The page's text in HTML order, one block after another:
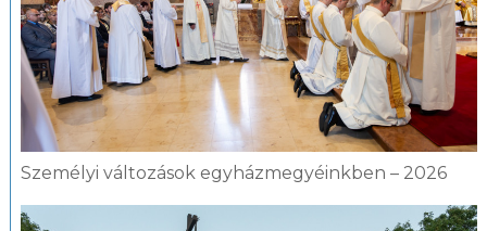
Személyi változások egyházmegyéinkben – 2026